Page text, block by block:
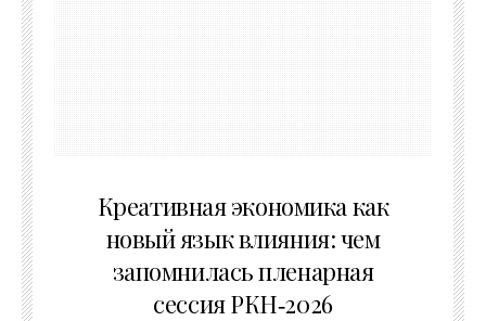
Креативная экономика как
новый язык влияния: чем
запомнилась пленарная
сессия РКН‑2026